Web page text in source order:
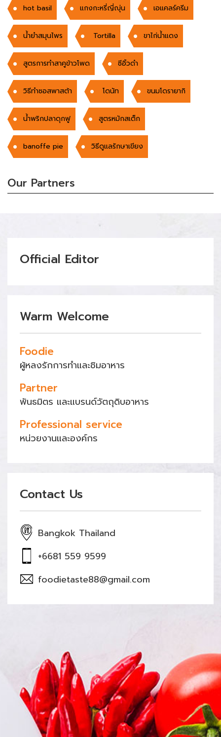
hot basil แกงกะหรี่ญี่ญุ่น เอแคลร์ครีม
น้ำยำสมุนไพร Tortilla ขาไก่น้ำแดง
สูตรการทำสาคูข้าวโพด ซีอิ้วดำ
วิธีทำซอสพาสต้า โดนัท ขนมโดรายากิ
น้ำพริกปลาดุกฟู สูตรหมักสเต็ก
banoffe pie วิธีดูแลรักษาเขียง
Our Partners
Official Editor
Warm Welcome
Foodie
ผู้หลงรักการทำและชิมอาหาร
Partner
พันธมิตร และแบรนด์วัตถุดิบอาหาร
Professional service
หน่วยงานและองค์กร
Contact Us
Bangkok Thailand
+6681 559 9599
foodietaste88@gmail.com